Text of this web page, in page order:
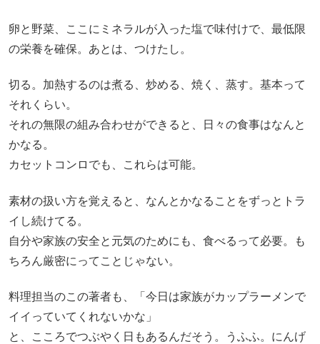
卵と野菜、ここにミネラルが入った塩で味付けで、最低限
の栄養を確保。あとは、つけたし。
切る。加熱するのは煮る、炒める、焼く、蒸す。基本って
それくらい。
それの無限の組み合わせができると、日々の食事はなんと
かなる。
カセットコンロでも、これらは可能。
素材の扱い方を覚えると、なんとかなることをずっとトラ
イし続けてる。
自分や家族の安全と元気のためにも、食べるって必要。も
ちろん厳密にってことじゃない。
料理担当のこの著者も、「今日は家族がカップラーメンで
イイっていてくれないかな」
と、こころでつぶやく日もあるんだそう。うふふ。にんげ